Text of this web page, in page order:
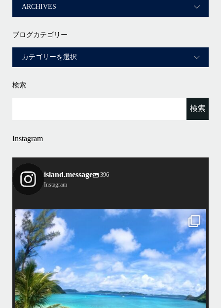
ブログカテゴリー
検索
Instagram
island.message
396
Instagram
island.message
・
昨日は社員旅行でお越しの14名様にて勇海号を貸切り頂き、ケラマで
BBQとスノーケリングを楽しんで参りました！
・
・
いい天気に恵まれて、海が良く似合う愉快な方々と楽しい時間を過ごし
ましたよ〜
・
・
皆様ご利用誠にありがとうございました
またのお越しをお待ちしておりますね！！
・